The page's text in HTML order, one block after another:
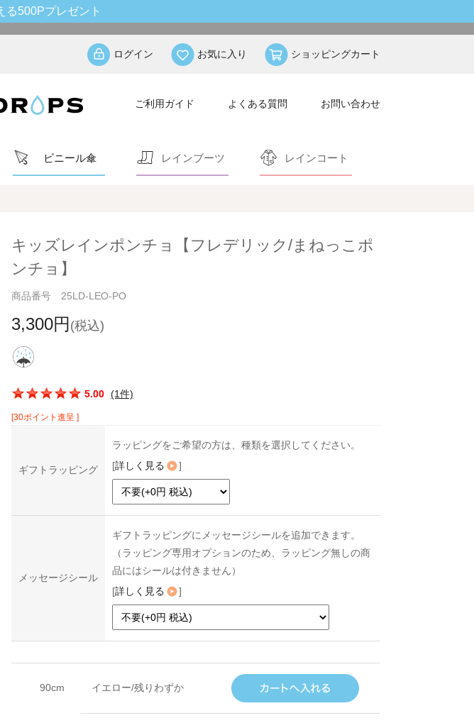
る500Pプレゼント
ログイン お気に入り ショッピングカート
ご利用ガイド よくある質問 お問い合わせ
ビニール傘 レインブーツ レインコート
キッズレインポンチョ【フレデリック/まねっこポ
ンチョ】
商品番号 25LD-LEO-PO
3,300円 (税込)
5.00 (1件)
[30ポイント進呈 ]
ギフトラッピング
ラッピングをご希望の方は、種類を選択してください。
[詳しく見る ]
メッセージシール
ギフトラッピングにメッセージシールを追加できます。
（ラッピング専用オプションのため、ラッピング無しの商
品にはシールは付きません）
[詳しく見る ]
90cm イエロー/残りわずか